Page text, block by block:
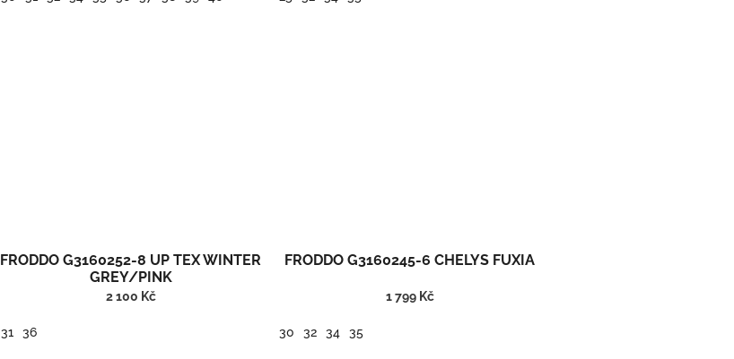
FRODDO G3160252-8 UP TEX WINTER
GREY/PINK
2 100 Kč
31 36
FRODDO G3160245-6 CHELYS FUXIA
1 799 Kč
30 32 34 35